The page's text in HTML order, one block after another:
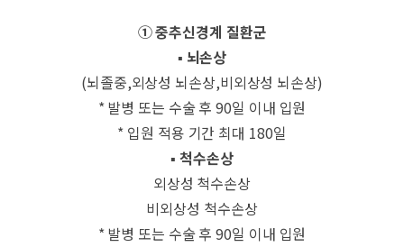
① 중추신경계 질환군
​▪ 뇌손상
(뇌졸중,외상성 뇌손상,비외상성 뇌손상)
* 발병 또는 수술 후 90일 이내 입원
* 입원 적용 기간 최대 180일
▪ 척수손상
외상성 척수손상
비외상성 척수손상
* 발병 또는 수술 후 90일 이내 입원